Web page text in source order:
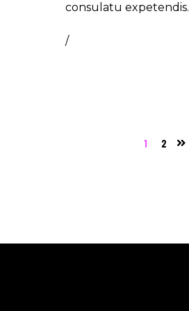
consulatu expetendis.
/
1 2